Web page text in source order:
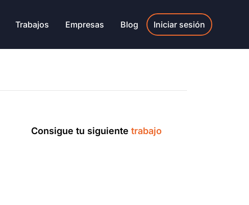
Trabajos Empresas Blog Iniciar sesión
Consigue tu siguientetrabajo